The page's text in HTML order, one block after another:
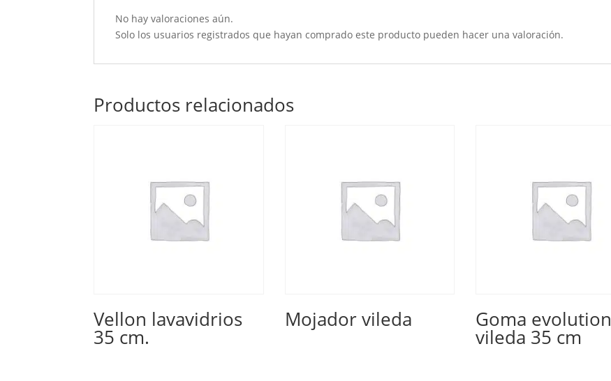
No hay valoraciones aún.
Solo los usuarios registrados que hayan comprado este producto pueden hacer una valoración.
Productos relacionados
Vellon lavavidrios
35 cm.
Mojador vileda Goma evolution
vileda 35 cm